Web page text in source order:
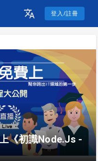
登入/註冊
《初識Node.Js -